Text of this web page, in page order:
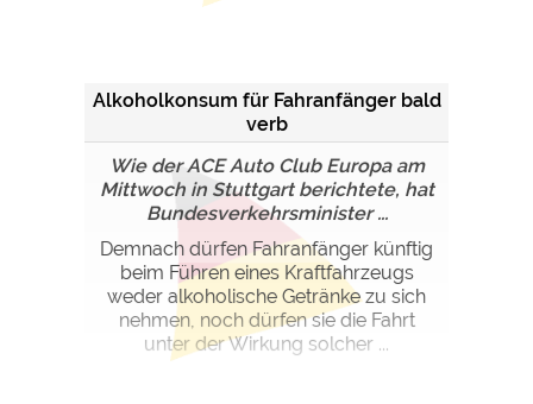
Alkoholkonsum für Fahranfänger bald
verb
Wie der ACE Auto Club Europa am
Mittwoch in Stuttgart berichtete, hat
Bundesverkehrsminister ...
Demnach dürfen Fahranfänger künftig
beim Führen eines Kraftfahrzeugs
weder alkoholische Getränke zu sich
nehmen, noch dürfen sie die Fahrt
unter der Wirkung solcher ...